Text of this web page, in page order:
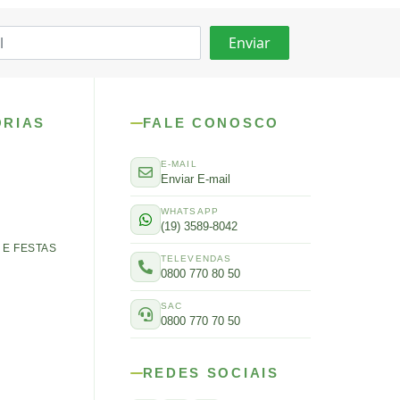
FESTAS
FALE CONOSCO
E-MAIL
Enviar E-mail
WHATSAPP
(19) 3589-8042
TELEVENDAS
0800 770 80 50
SAC
0800 770 70 50
REDES SOCIAIS